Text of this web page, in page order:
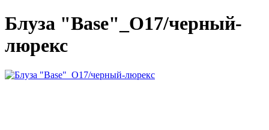
Блуза "Base"_О17/черный-
люрекс